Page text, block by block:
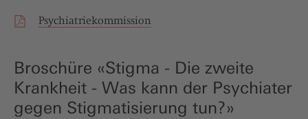
Psychiatriekommission
Broschüre «Stigma - Die zweite
Krankheit - Was kann der Psychiater
gegen Stigmatisierung tun?»